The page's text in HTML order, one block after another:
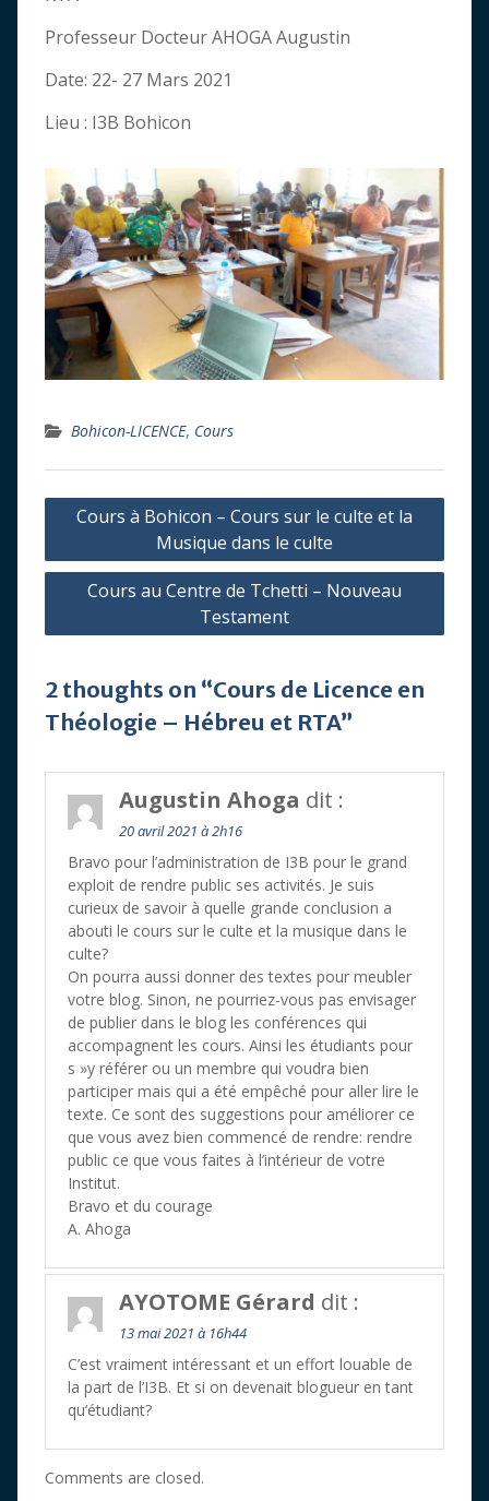
Professeur Docteur AHOGA Augustin
Date: 22- 27 Mars 2021
Lieu : I3B Bohicon
Bohicon-LICENCE, Cours
Navigation
l’article
Cours à Bohicon – Cours sur le culte et la
Musique dans le culte
Cours au Centre de Tchetti – Nouveau
Testament
2 thoughts on “Cours de Licence en
Théologie – Hébreu et RTA”
Augustin Ahoga dit :
20 avril 2021 à 2h16
Bravo pour l’administration de I3B pour le grand
exploit de rendre public ses activités. Je suis
curieux de savoir à quelle grande conclusion a
abouti le cours sur le culte et la musique dans le
culte?
On pourra aussi donner des textes pour meubler
votre blog. Sinon, ne pourriez-vous pas envisager
de publier dans le blog les conférences qui
accompagnent les cours. Ainsi les étudiants pour
s »y référer ou un membre qui voudra bien
participer mais qui a été empêché pour aller lire le
texte. Ce sont des suggestions pour améliorer ce
que vous avez bien commencé de rendre: rendre
public ce que vous faites à l’intérieur de votre
Institut.
Bravo et du courage
A. Ahoga
AYOTOME Gérard dit :
13 mai 2021 à 16h44
C’est vraiment intéressant et un effort louable de
la part de l’I3B. Et si on devenait blogueur en tant
qu’étudiant?
Comments are closed.